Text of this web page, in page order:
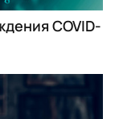
COVID-